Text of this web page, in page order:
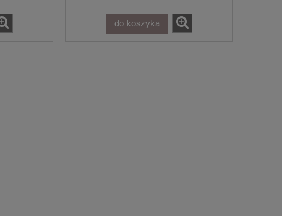
do koszyka